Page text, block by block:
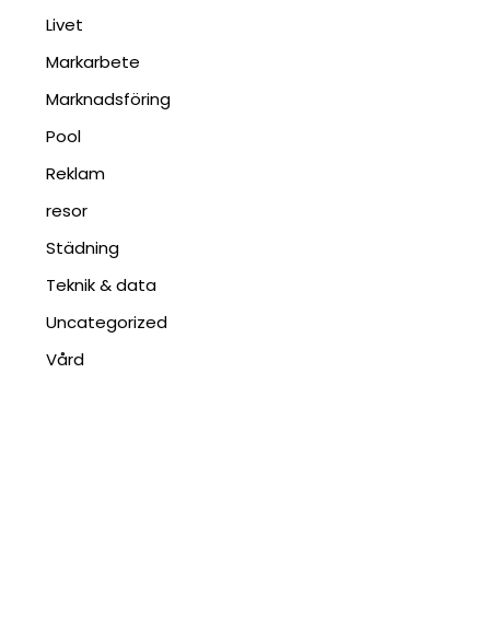
Livet
Markarbete
Marknadsföring
Pool
Reklam
resor
Städning
Teknik & data
Uncategorized
Vård